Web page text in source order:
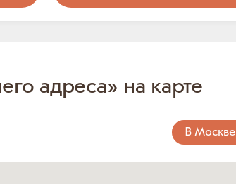
адреса» на карте
В Москве